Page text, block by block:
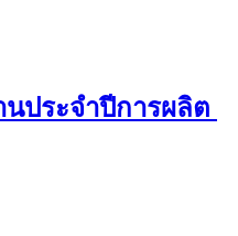
ประจำปีการผลิต